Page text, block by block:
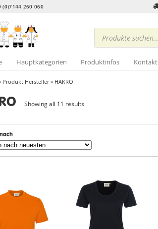
(0)7144 260 060
Products
search
Hauptkategorien Produktinfos Kontakt
Produkt Hersteller » HAKRO
Showing all 11 results